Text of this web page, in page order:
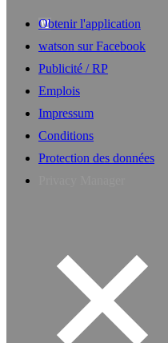
Obtenir l'application
watson sur Facebook
Publicité / RP
Emplois
Impressum
Conditions
Protection des données